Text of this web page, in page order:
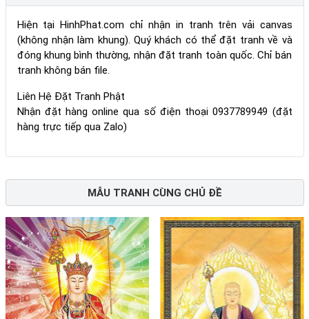
Hiện tại HinhPhat.com chỉ nhận in tranh trên vải canvas
(không nhận làm khung). Quý khách có thể đặt tranh về và
đóng khung bình thường, nhận đặt tranh toàn quốc. Chỉ bán
tranh không bán file.
Liên Hệ Đặt Tranh Phật
Nhận đặt hàng online qua số điện thoại 0937789949 (đặt
hàng trực tiếp qua Zalo)
MẪU TRANH CÙNG CHỦ ĐỀ